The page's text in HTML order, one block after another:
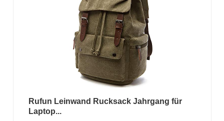
Rufun Leinwand Rucksack Jahrgang für
Laptop...